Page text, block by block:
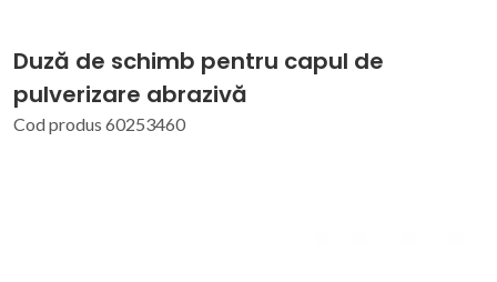
Duză de schimb pentru capul de
pulverizare abrazivă
Cod produs 60253460